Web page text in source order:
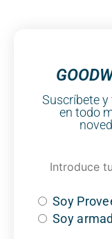
Suscríbete
en todo
Soy
Soy